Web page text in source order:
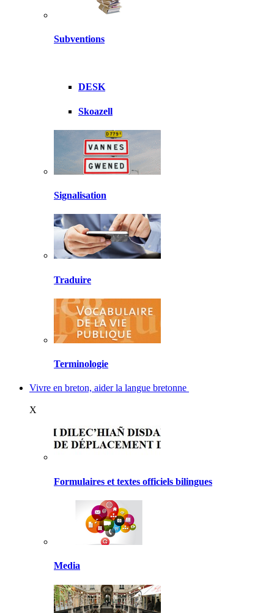
Subventions
DESK
Skoazell
Signalisation
Traduire
Terminologie
Vivre en breton, aider la langue bretonne
X
Formulaires et textes officiels bilingues
Media